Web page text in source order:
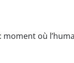
moment où